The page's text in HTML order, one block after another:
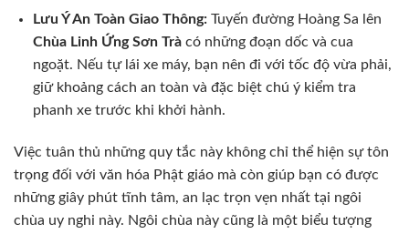
Lưu Ý An Toàn Giao Thông:Tuyến đường Hoàng Sa lên
Chùa Linh Ứng Sơn Tràcó những đoạn dốc và cua
ngoặt. Nếu tự lái xe máy, bạn nên đi với tốc độ vừa phải,
giữ khoảng cách an toàn và đặc biệt chú ý kiểm tra
phanh xe trước khi khởi hành.
Việc tuân thủ những quy tắc này không chỉ thể hiện sự tôn
trọng đối với văn hóa Phật giáo mà còn giúp bạn có được
những giây phút tĩnh tâm, an lạc trọn vẹn nhất tại ngôi
chùa uy nghi này. Ngôi chùa này cũng là một biểu tượng